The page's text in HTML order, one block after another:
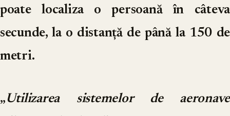
poate localiza o persoană în câteva
secunde, la o distanță de până la 150 de
metri.
„Utilizarea sistemelor de aeronave